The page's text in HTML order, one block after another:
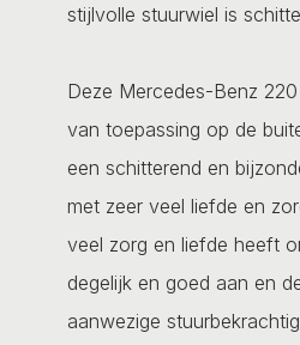
stijlvolle stuurwiel is
Deze Mercedes-Benz
van toepassing op de
een schitterend en
met zeer veel liefde en
veel zorg en liefde heeft
degelijk en goed aan en
aanwezige